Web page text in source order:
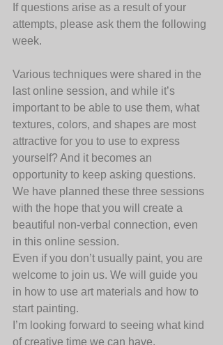
If questions arise as a result of your
attempts, please ask them the following
week.
Various techniques were shared in the
last online session, and while it’s
important to be able to use them, what
textures, colors, and shapes are most
attractive for you to use to express
yourself? And it becomes an
opportunity to keep asking questions.
We have planned these three sessions
with the hope that you will create a
beautiful non-verbal connection, even
in this online session.
Even if you don’t usually paint, you are
welcome to join us. We will guide you
in how to use art materials and how to
start painting.
I’m looking forward to seeing what kind
of creative time we can have.